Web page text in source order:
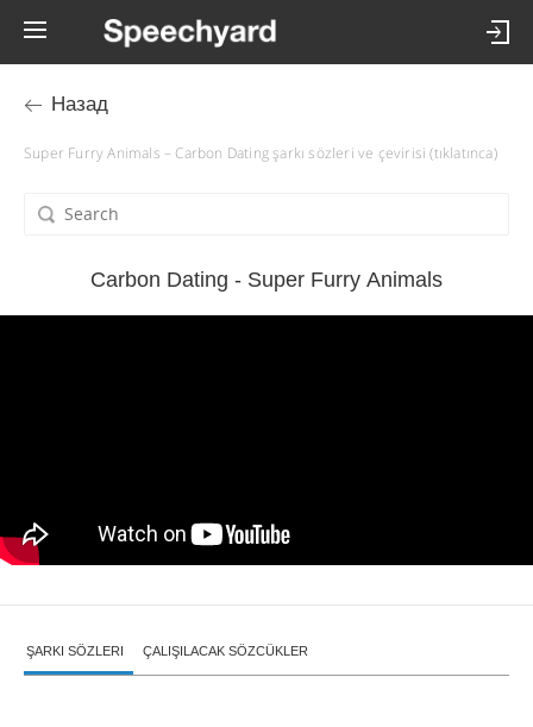
Назад
Super Furry Animals – Carbon Dating şarkı sözleri ve çevirisi (tıklatınca)
Carbon Dating - Super Furry Animals
ŞARKI SÖZLERI ÇALIŞILACAK SÖZCÜKLER